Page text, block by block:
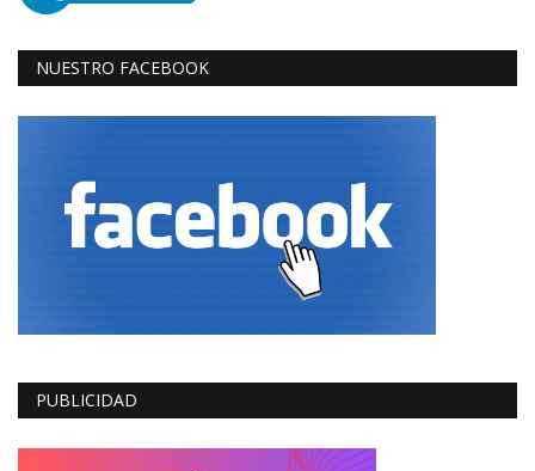
NUESTRO FACEBOOK
PUBLICIDAD